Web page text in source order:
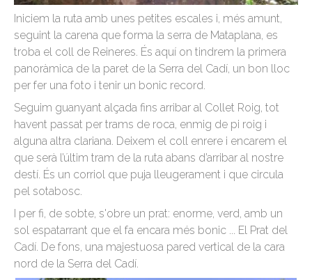
Iniciem la ruta amb unes petites escales i, més amunt,
seguint la carena que forma la serra de Mataplana, es
troba el coll de Reineres. És aquí on tindrem la primera
panoràmica de la paret de la Serra del Cadí, un bon lloc
per fer una foto i tenir un bonic record.
Seguim guanyant alçada fins arribar al Collet Roig, tot
havent passat per trams de roca, enmig de pi roig i
alguna altra clariana. Deixem el coll enrere i encarem el
que serà l’últim tram de la ruta abans d’arribar al nostre
destí. És un corriol que puja lleugerament i que circula
pel sotabosc.
I per fi, de sobte, s'obre un prat: enorme, verd, amb un
sol espatarrant que el fa encara més bonic ... El Prat del
Cadí. De fons, una majestuosa pared vertical de la cara
nord de la Serra del Cadí.